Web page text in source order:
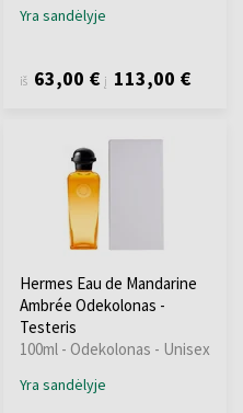
Yra sandėlyje
iš 63,00 € į 113,00 €
Hermes Eau de Mandarine
Ambrée Odekolonas -
Testeris
100ml - Odekolonas - Unisex
Yra sandėlyje